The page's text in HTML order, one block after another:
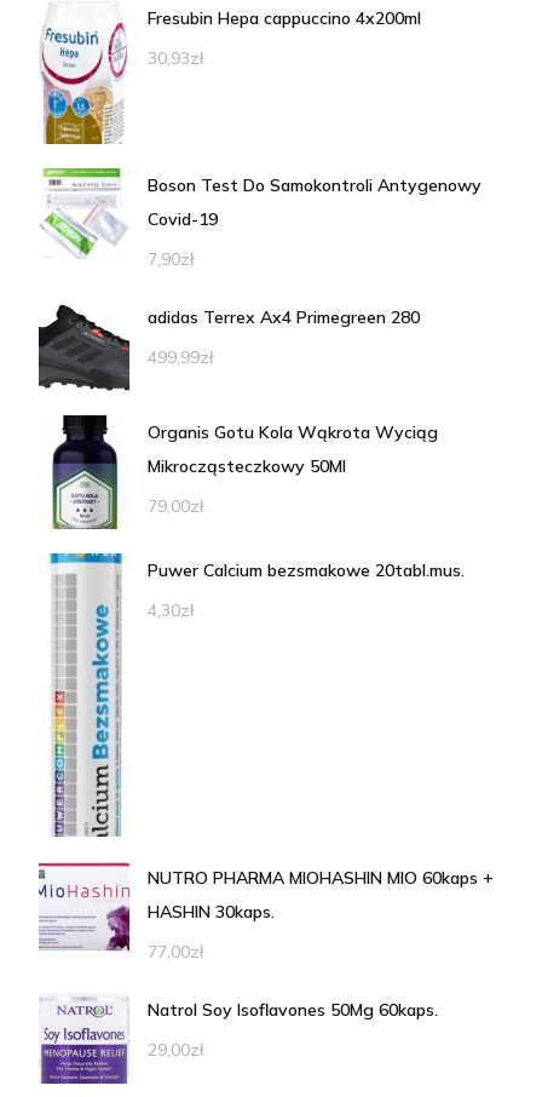
Fresubin Hepa cappuccino 4x200ml
30,93zł
Boson Test Do Samokontroli Antygenowy
Covid-19
7,90zł
adidas Terrex Ax4 Primegreen 280
499,99zł
Organis Gotu Kola Wąkrota Wyciąg
Mikrocząsteczkowy 50Ml
79,00zł
Puwer Calcium bezsmakowe 20tabl.mus.
4,30zł
NUTRO PHARMA MIOHASHIN MIO 60kaps +
HASHIN 30kaps.
77,00zł
Natrol Soy Isoflavones 50Mg 60kaps.
29,00zł